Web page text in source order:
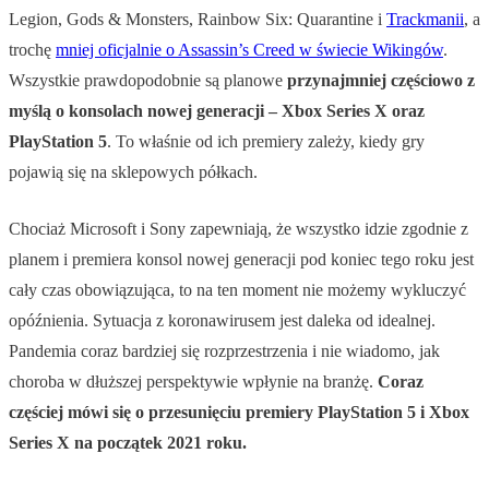
Legion, Gods & Monsters, Rainbow Six: Quarantine i Trackmanii, a
trochę mniej oficjalnie o Assassin’s Creed w świecie Wikingów.
Wszystkie prawdopodobnie są planowe przynajmniej częściowo z
myślą o konsolach nowej generacji – Xbox Series X oraz
PlayStation 5. To właśnie od ich premiery zależy, kiedy gry
pojawią się na sklepowych półkach.
Chociaż Microsoft i Sony zapewniają, że wszystko idzie zgodnie z
planem i premiera konsol nowej generacji pod koniec tego roku jest
cały czas obowiązująca, to na ten moment nie możemy wykluczyć
opóźnienia. Sytuacja z koronawirusem jest daleka od idealnej.
Pandemia coraz bardziej się rozprzestrzenia i nie wiadomo, jak
choroba w dłuższej perspektywie wpłynie na branżę. Coraz
częściej mówi się o przesunięciu premiery PlayStation 5 i Xbox
Series X na początek 2021 roku.